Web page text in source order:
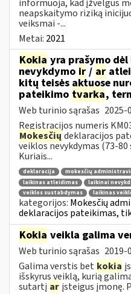
informuoja, kad įžvelgus
neapskaitymo riziką
veiksmai -...
Metai: 2021
Kokia yra prašymo
nevykdymo ir / ar
kitų teisės aktuose
pateikimo tvarka,
Web turinio sąrašas 2025-
Registracijos numeris
Mokesčių deklaracijos
veiklos nevykdymas (73-
Kuriais...
deklaracija mokesčių
laikinas atleidimas
laikinai
veiklos sustabdymas
laikinas
kategorijos: Mokesčių
deklaracijos pateikimas,
Kokia veikla galima
Web turinio sąrašas 2019-
Galima verstis bet kokia
išskyrus veiklą, kurią
sutartį ar įsteigus įmonę.